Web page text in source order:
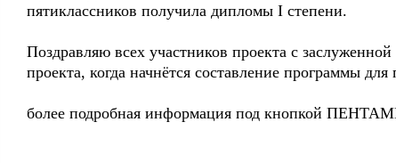
пятиклассников получила дипломы I степени.
Поздравляю всех участников проекта с
проекта, когда начнётся составление программы
более подробная информация под кнопкой